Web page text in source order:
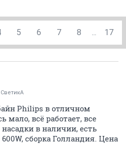
5 6 7 8 ... 17
СветикА
Philips в отличном
мало, всё работает, все
в наличии, есть
сборка Голландия. Цена